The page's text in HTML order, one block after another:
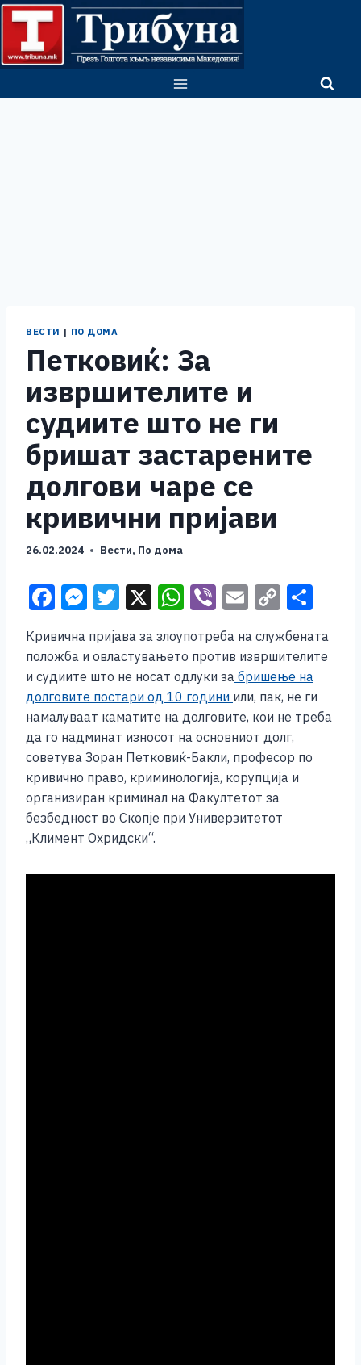
Skip
content
ВЕСТИ | ПО ДОМА
Петковиќ: За
извршителите и
судиите што не ги
бришат застарените
долгови чаре се
кривични пријави
26.02.2024 Вести, По дома
F
c
e
b
o
o
k
M
ss
e
n
g
er
T
tt
er
X W
at
s
A
p
p
Vi
b
er
E
ai
l
C
o
p
y
Li
n
k
ar
e
Кривична пријава за злоупотреба на службената
положба и овластувањето против извршителите
и судиите што не носат одлуки за бришење на
долговите постари од 10 години или, пак, не ги
намалуваат каматите на долговите, кои не треба
да го надминат износот на основниот долг,
советува Зоран Петковиќ-Бакли, професор по
кривично право, криминологија, корупција и
организиран криминал на Факултетот за
безбедност во Скопје при Универзитетот
„Климент Охридски“.